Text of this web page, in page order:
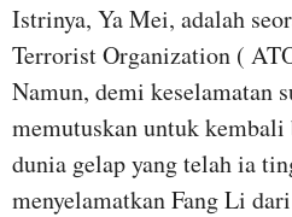
Istrinya, Ya Mei, adalah
Terrorist Organization (
Namun, demi keselamatan
memutuskan untuk kembali
dunia gelap yang telah ia
menyelamatkan Fang Li